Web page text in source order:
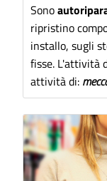
Sono
ripristino
installo, sugli
fisse. L'attività
attività di: